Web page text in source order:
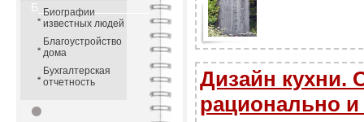
Б_________________
Биографии
известных людей
Благоустройство
дома
Бухгалтерская
отчетность
⚫
Дизайн
рационально и